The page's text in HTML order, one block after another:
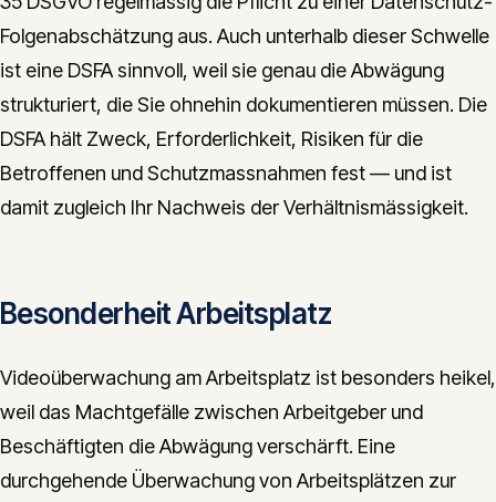
Folgenabschätzung aus. Auch unterhalb dieser Schwelle
ist eine DSFA sinnvoll, weil sie genau die Abwägung
strukturiert, die Sie ohnehin dokumentieren müssen. Die
DSFA hält Zweck, Erforderlichkeit, Risiken für die
Betroffenen und Schutzmassnahmen fest — und ist
damit zugleich Ihr Nachweis der Verhältnismässigkeit.
Besonderheit Arbeitsplatz
Videoüberwachung am Arbeitsplatz ist besonders heikel,
weil das Machtgefälle zwischen Arbeitgeber und
Beschäftigten die Abwägung verschärft. Eine
durchgehende Überwachung von Arbeitsplätzen zur